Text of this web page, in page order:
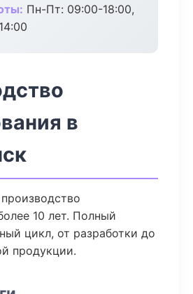
Пн-Пт: 09:00-18:00,
в
10 лет. Полный
цикл, от разработки до
продукции.